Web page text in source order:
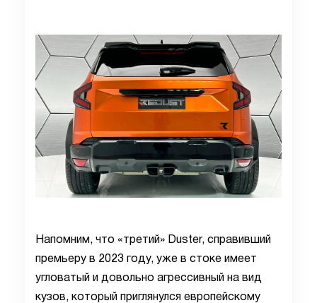
Напомним, что «третий» Duster, справивший
премьеру в 2023 году, уже в стоке имеет
угловатый и довольно агрессивный на вид
кузов, который приглянулся европейскому